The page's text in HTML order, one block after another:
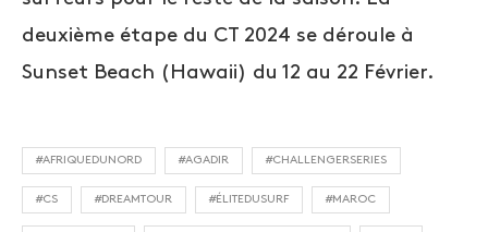
deuxième étape du CT 2024 se déroule à
Sunset Beach (Hawaii) du 12 au 22 Février.
#AFRIQUEDUNORD #AGADIR #CHALLENGERSERIES
#CS #DREAMTOUR #ÉLITEDUSURF #MAROC